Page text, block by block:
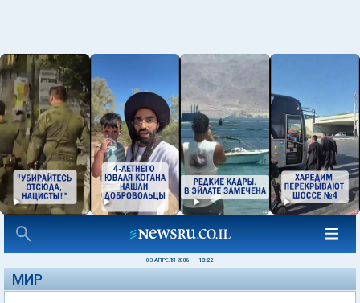
03 АПРЕЛЯ 2008 13:22
МИР